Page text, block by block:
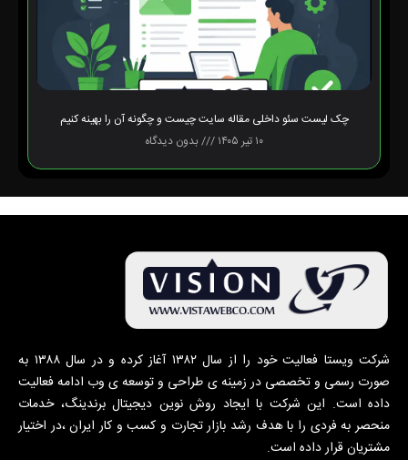
چک لیست سئو داخلی مقاله سایت چیست و چگونه آن را بهینه کنیم
۱۰ تیر ۱۴۰۵
بدون دیدگاه
شرکت ویستا فعالیت خود را از سال ۱۳۸۲ آغاز کرده و در سال ۱۳۸۸ به
صورت رسمی و تخصصی در زمینه ی طراحی و توسعه ی وب ادامه فعالیت
داده است. این شرکت با ایجاد روش نوین دیجیتال برندینگ، خدمات
منحصر به فردی را با هدف رشد بازار تجارت و کسب و کار ایران ،در اختیار
مشتریان قرار داده است.